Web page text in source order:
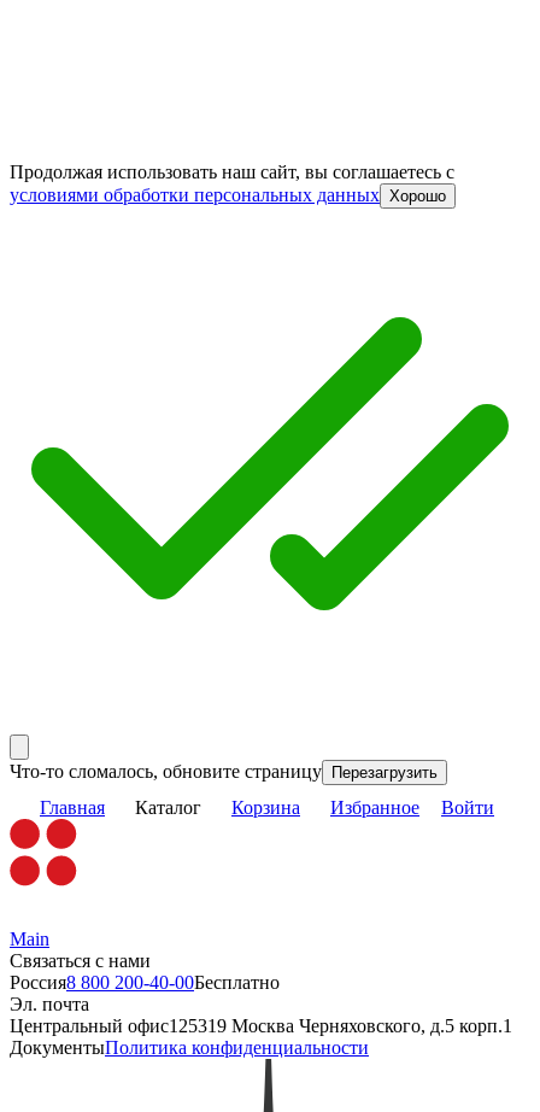
Продолжая использовать наш сайт, вы соглашаетесь c
условиями обработки персональных данных Хорошо
Что-то сломалось, обновите страницу Перезагрузить
Главная Каталог Корзина Избранное Войти
Main
Связаться с нами
Россия8 800 200-40-00Бесплатно
Эл. почта
Центральный офис125319 Москва Черняховского, д.5 корп.1
ДокументыПолитика конфиденциальности